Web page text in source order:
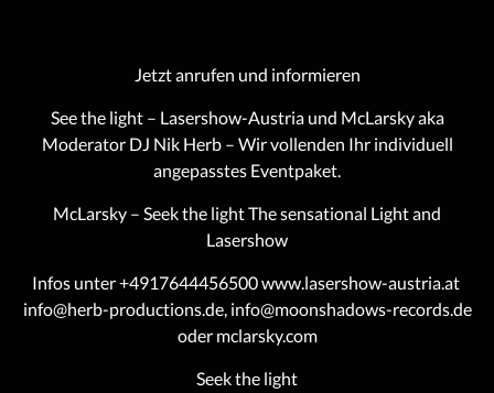
Jetzt anrufen und informieren
See the light – Lasershow-Austria und McLarsky aka
Moderator DJ Nik Herb – Wir vollenden Ihr individuell
angepasstes Eventpaket.
McLarsky – Seek the light The sensational Light and
Lasershow
Infos unter +4917644456500www.lasershow-austria.at
info@herb-productions.de, info@moonshadows-records.de
oder mclarsky.com
Seek the light